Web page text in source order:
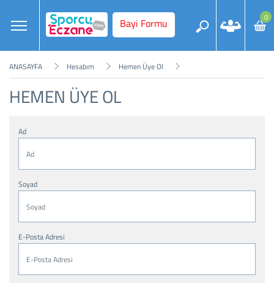
Bayi Formu 0
ANASAYFA Hesabım Hemen Üye Ol
HEMEN ÜYE OL
Ad
Soyad
E-Posta Adresi